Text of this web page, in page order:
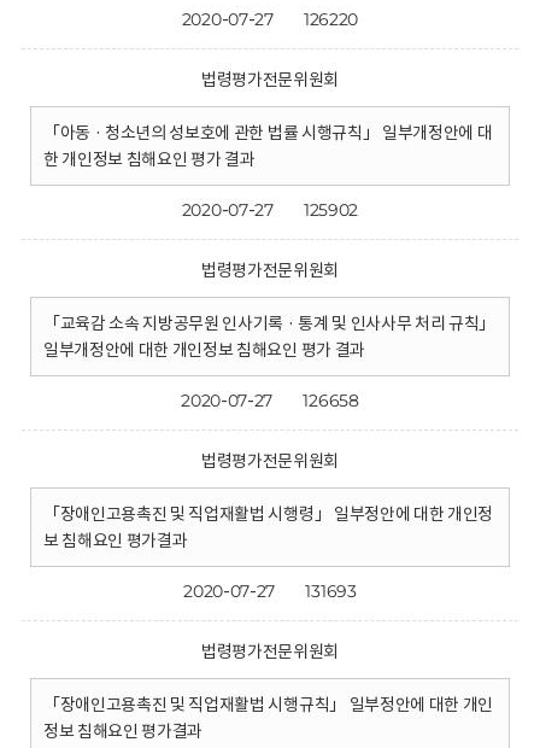
2020-07-27 126220
법령평가전문위원회
「아동 · 청소년의 성보호에 관한 법률 시행규칙」 일부개정안에 대
한 개인정보 침해요인 평가 결과
2020-07-27 125902
법령평가전문위원회
「교육감 소속 지방공무원 인사기록 · 통계 및 인사사무 처리 규칙」
일부개정안에 대한 개인정보 침해요인 평가 결과
2020-07-27 126658
법령평가전문위원회
「장애인고용촉진 및 직업재활법 시행령」 일부정안에 대한 개인정
보 침해요인 평가결과
2020-07-27 131693
법령평가전문위원회
「장애인고용촉진 및 직업재활법 시행규칙」 일부정안에 대한 개인
정보 침해요인 평가결과